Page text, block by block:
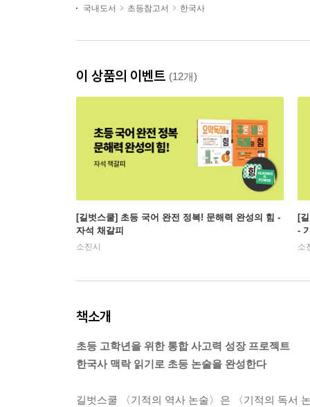
국내도서
초등참고서 한국사
이 상품의 이벤트 (12개)
[길벗스쿨] 초등 국어 완전 정복! 문해력 완성의 힘 -
자석 채갈피
소진시
[
-
소
책소개
초등 고학년을 위한 통합 사고력 성장 프로젝트
한국사 맥락 읽기로 초등 논술을 완성한다
길벗스쿨 〈기적의 역사 논술〉은 〈기적의 독서